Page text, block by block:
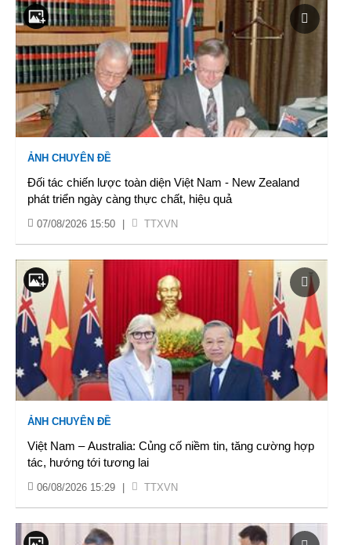
ẢNH CHUYÊN ĐỀ
Đối tác chiến lược toàn diện Việt Nam - New Zealand
phát triển ngày càng thực chất, hiệu quả
07/08/2026 15:50 TTXVN
ẢNH CHUYÊN ĐỀ
Việt Nam – Australia: Củng cố niềm tin, tăng cường hợp
tác, hướng tới tương lai
06/08/2026 15:29 TTXVN